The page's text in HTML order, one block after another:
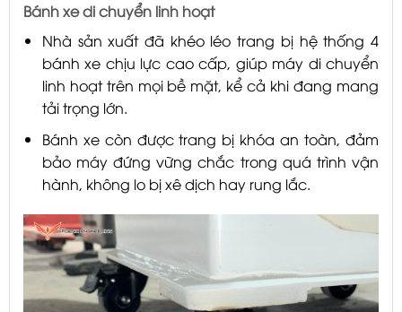
Bánh xe di chuyển linh hoạt
Nhà sản xuất đã khéo léo trang bị hệ thống 4
bánh xe chịu lực cao cấp, giúp máy di chuyển
linh hoạt trên mọi bề mặt, kể cả khi đang mang
tải trọng lớn.
Bánh xe còn được trang bị khóa an toàn, đảm
bảo máy đứng vững chắc trong quá trình vận
hành, không lo bị xê dịch hay rung lắc.